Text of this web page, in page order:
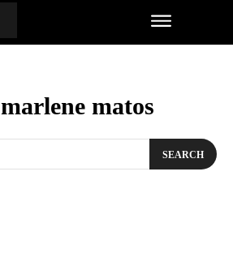
marlene matos
SEARCH